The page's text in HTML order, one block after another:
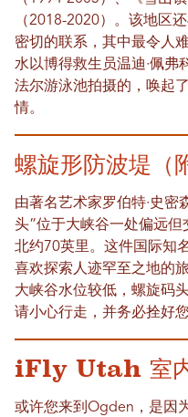
（2018-2020）。该地区
密切的联系，其中最令人
水以博得救生员温迪·佩
法尔游泳池拍摄的，唤起
情。
螺旋形防波堤（
由著名艺术家罗伯特·史密
头”位于大峡谷一处偏远
北约70英里。这件国际知
喜欢探索人迹罕至之地的
大峡谷水位较低，螺旋码
请小心行走，并务必拴好您
iFly Utah 室
或许您来到Ogden，是因